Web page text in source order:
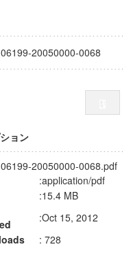
グラム市民社会ガバナンス
グラム論理と感性の先端的
ラム「超成熟社会発展のサ
20050000-0068
ョン
20050000-0068.pdf
:application/pdf
:15.4 MB
:Oct 15, 2012
: 728